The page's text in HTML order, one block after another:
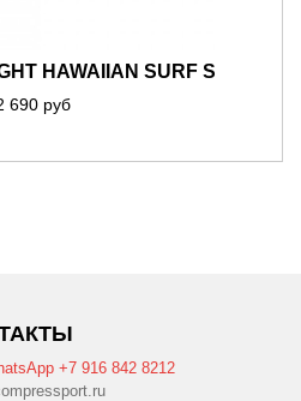
HAWAIIAN SURF S
690 руб
+7 916 842 8212